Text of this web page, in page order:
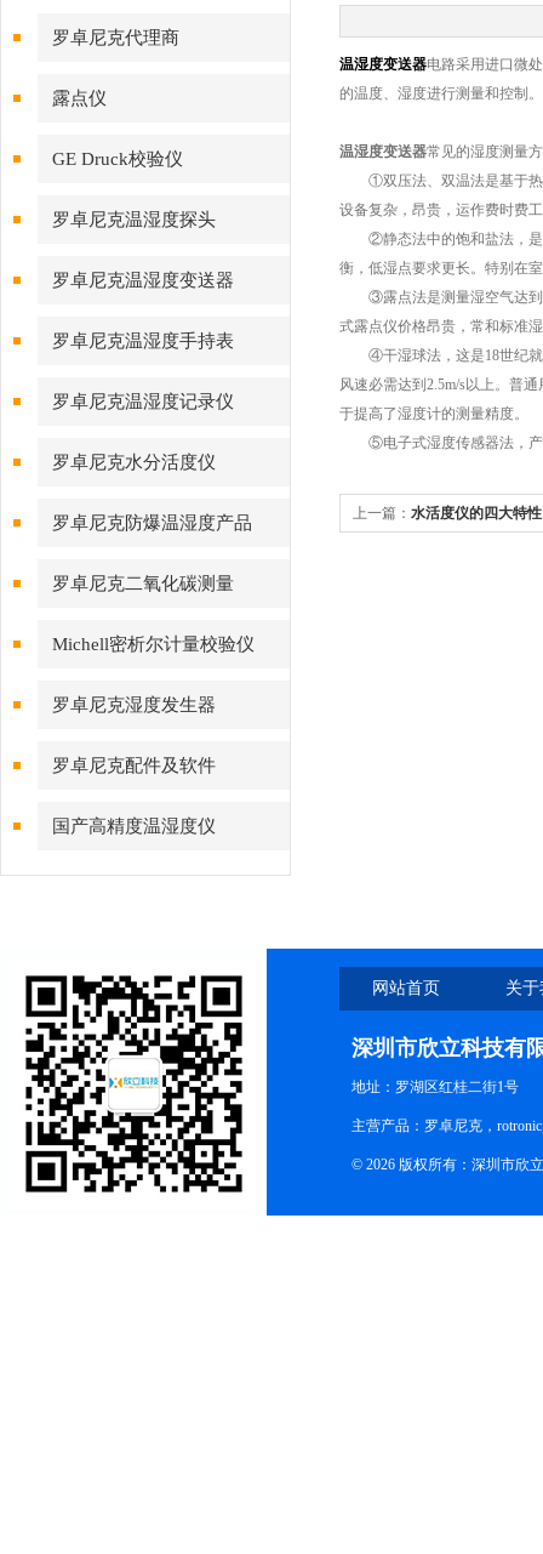
罗卓尼克代理商
露点仪
GE Druck校验仪
罗卓尼克温湿度探头
罗卓尼克温湿度变送器
罗卓尼克温湿度手持表
罗卓尼克温湿度记录仪
罗卓尼克水分活度仪
罗卓尼克防爆温湿度产品
罗卓尼克二氧化碳测量
Michell密析尔计量校验仪
罗卓尼克湿度发生器
罗卓尼克配件及软件
国产高精度温湿度仪
温湿度变送器电路采用进口微
的温度、湿度进行测量和控制
温湿度变送器常见的湿度测量
①双压法、双温法是基于热力
设备复杂，昂贵，运作费时费
②静态法中的饱和盐法，是湿
衡，低湿点要求更长。特别在
③露点法是测量湿空气达到饱
式露点仪价格昂贵，常和标准
④干湿球法，这是18世纪就
风速必需达到2.5m/s以上。普
于提高了湿度计的测量精度。
⑤电子式湿度传感器法，产
上一篇： 水活度仪的四大特性
网站首页 关
深圳市欣立科技有
地址：罗湖区红桂二街1号
主营产品：罗卓尼克，
© 2026 版权所有：深圳市欣